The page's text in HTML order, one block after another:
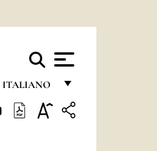
ITALIANO
FRANÇAIS